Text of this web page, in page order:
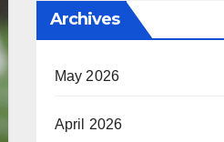
Archives
May 2026
April 2026